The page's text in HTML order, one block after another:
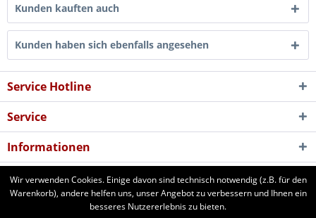
Kunden kauften auch
Kunden haben sich ebenfalls angesehen
Service Hotline
Service
Informationen
Newsletter
Wir verwenden Cookies. Einige davon sind technisch notwendig (z.B. für den
Warenkorb), andere helfen uns, unser Angebot zu verbessern und Ihnen ein
besseres Nutzererlebnis zu bieten.